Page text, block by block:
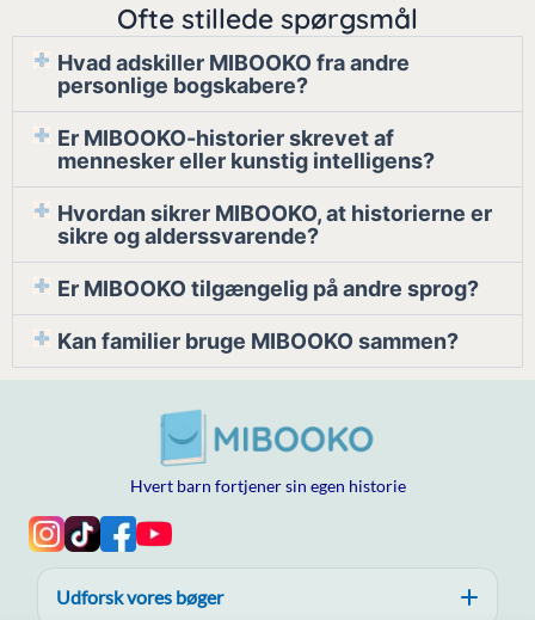
Ofte stillede spørgsmål
Hvad adskiller MIBOOKO fra andre
personlige bogskabere?
Er MIBOOKO-historier skrevet af
mennesker eller kunstig intelligens?
Hvordan sikrer MIBOOKO, at historierne er
sikre og alderssvarende?
Er MIBOOKO tilgængelig på andre sprog?
Kan familier bruge MIBOOKO sammen?
Hvert barn fortjener sin egen historie
Udforsk vores bøger